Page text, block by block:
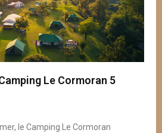
Le Cormoran 5
le Camping Le Cormoran